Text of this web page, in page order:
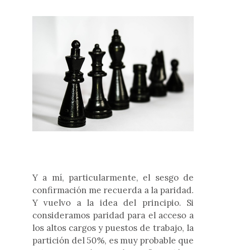
Y a mí, particularmente, el sesgo de
confirmación me recuerda a la paridad.
Y vuelvo a la idea del principio. Si
consideramos paridad para el acceso a
los altos cargos y puestos de trabajo, la
partición del 50%, es muy probable que